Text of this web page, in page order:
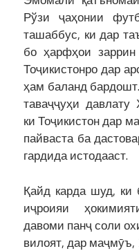
Рўзи ҷаҳонии
ташаббус, ки дар
бо ҳарфҳои
Тоҷикистонро дар
ҳам баланд
таваҷҷуҳи
ки Тоҷикистон дар
пайваста ба
гардида истодааст.
Қайд карда шуд, ки
иҷроияи
давоми панҷ соли
вилоят, дар